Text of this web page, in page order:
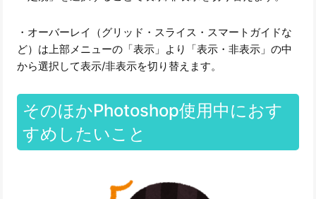
・オーバーレイ（グリッド・スライス・スマートガイドな
ど）は上部メニューの「表示」より「表示・非表示」の中
から選択して表示/非表示を切り替えます。
そのほかPhotoshop使用中におす
すめしたいこと